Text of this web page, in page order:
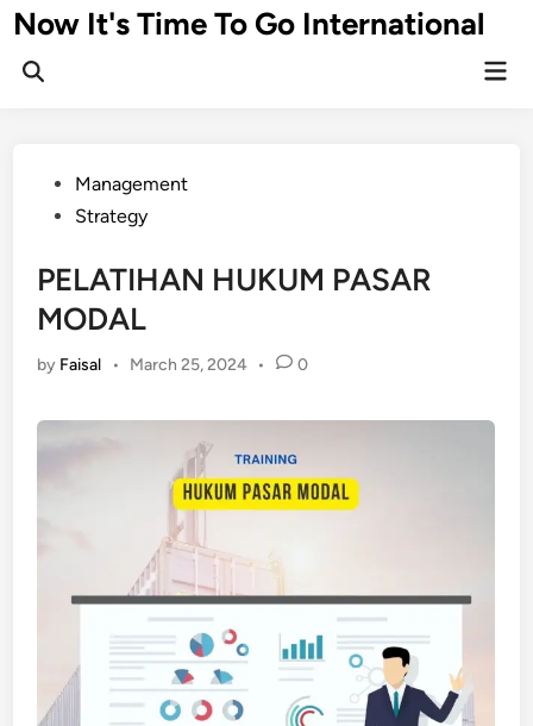
Skip
to
content
Now It's Time To Go International
PostedManagement
Strategy
PELATIHAN HUKUM PASAR
MODAL
by Faisal • March 25, 2024 • 0